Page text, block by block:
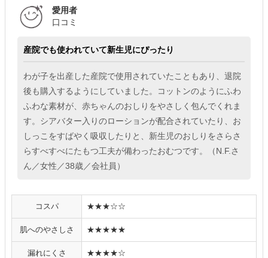
愛用者
口コミ
産院でも使われていて新生児にぴったり
わが子を出産した産院で使用されていたこともあり、退院
後も購入するようにしていました。コットンのようにふわ
ふわな素材が、赤ちゃんのおしりをやさしく包んでくれま
す。シアバター入りのローションが配合されていたり、お
しっこをすばやく吸収したりと、新生児のおしりをさらさ
らすべすべにたもつ工夫が備わったおむつです。（N.F.さ
ん／女性／38歳／会社員）
コスパ ★★★☆☆
肌へのやさしさ ★★★★★
漏れにくさ ★★★★☆